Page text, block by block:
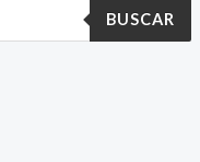
BUSCAR